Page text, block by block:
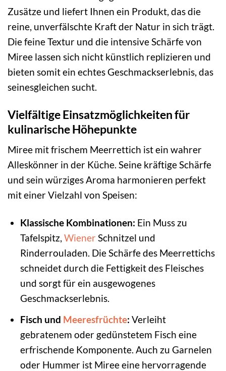
Zusätze und liefert Ihnen ein Produkt, das die
reine, unverfälschte Kraft der Natur in sich trägt.
Die feine Textur und die intensive Schärfe von
Miree lassen sich nicht künstlich replizieren und
bieten somit ein echtes Geschmackserlebnis, das
seinesgleichen sucht.
Vielfältige Einsatzmöglichkeiten für
kulinarische Höhepunkte
Miree mit frischem Meerrettich ist ein wahrer
Alleskönner in der Küche. Seine kräftige Schärfe
und sein würziges Aroma harmonieren perfekt
mit einer Vielzahl von Speisen:
Klassische Kombinationen: Ein Muss zu
Tafelspitz, Wiener Schnitzel und
Rinderrouladen. Die Schärfe des Meerrettichs
schneidet durch die Fettigkeit des Fleisches
und sorgt für ein ausgewogenes
Geschmackserlebnis.
Fisch und Meeresfrüchte: Verleiht
gebratenem oder gedünstetem Fisch eine
erfrischende Komponente. Auch zu Garnelen
oder Hummer ist Miree eine hervorragende